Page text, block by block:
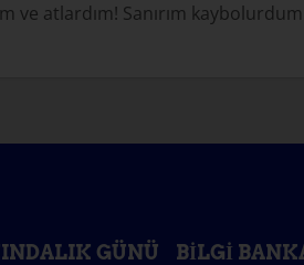
ve atlardım! Sanırım
GÜNÜ BILGI